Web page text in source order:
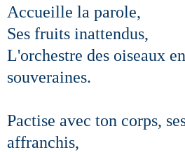
Accueille la parole,
Ses fruits inattendus,
L'orchestre des oiseaux
souveraines.
Pactise avec ton corps,
affranchis,